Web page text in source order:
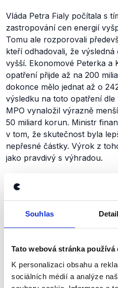
Souhlas
Tato webová stránka používá
K personalizaci obsahu a
sociálních médií a analýze
Vláda Petra Fialy počítala s
zastropování cen energií
Tomu ale rozporovali
kteří odhadovali, že
vyšší. Ekonomové Peterka a
opatření přijde až na 200
dokonce mělo jednat až o
výsledku na toto opatření
MPO vynaložil výrazně
50 miliard korun. Ministr
v tom, že skutečnost byla
nepřesné částky. Výrok z
jako pravdivý s výhradou.
Výrok jsme zmínili